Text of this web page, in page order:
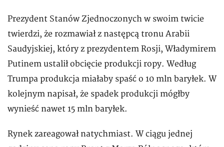
Prezydent Stanów Zjednoczonych w swoim twicie
twierdzi, że rozmawiał z następcą tronu Arabii
Saudyjskiej, który z prezydentem Rosji, Władymirem
Putinem ustalił obcięcie produkcji ropy. Według
Trumpa produkcja miałaby spaść o 10 mln baryłek. W
kolejnym napisał, że spadek produkcji mógłby
wynieść nawet 15 mln baryłek.
Rynek zareagował natychmiast. W ciągu jednej